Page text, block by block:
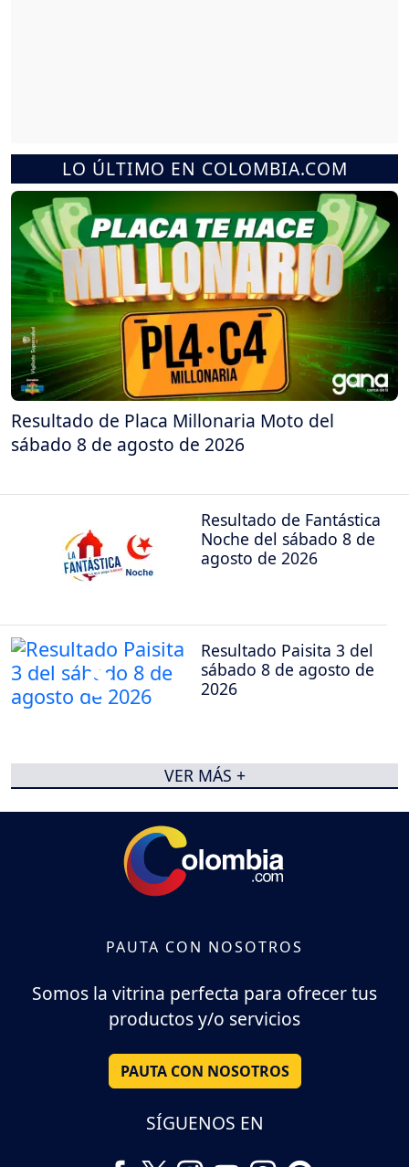
LO ÚLTIMO EN COLOMBIA.COM
Resultado de Placa Millonaria Moto del
sábado 8 de agosto de 2026
Resultado de Fantástica
Noche del sábado 8 de
agosto de 2026
Resultado Paisita 3 del
sábado 8 de agosto de
2026
VER MÁS +
PAUTA CON NOSOTROS
Somos la vitrina perfecta para ofrecer tus
productos y/o servicios
PAUTA CON NOSOTROS
SÍGUENOS EN